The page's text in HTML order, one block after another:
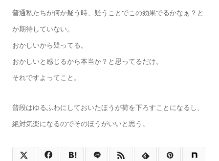
普通私たちが何か疑う時、疑うことでこの効果でるかなぁ？と
か期待していない。
おかしいから疑ってる。
おかしいと感じるから本当か？と思ってるだけ。
それですよってこと。
普段はゆるふわにしておいたほうが荷を下ろすことになるし、
絶対気楽になるのでそのほうがいいと思う。